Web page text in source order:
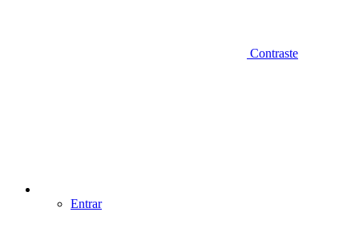
Contraste
Entrar